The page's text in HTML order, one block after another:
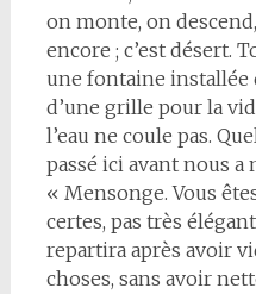
on monte, on
encore ; c’est désert.
une fontaine installée
d’une grille pour la
l’eau ne coule pas.
passé ici avant nous a
« Mensonge. Vous
certes, pas très
repartira après avoir
choses, sans avoir